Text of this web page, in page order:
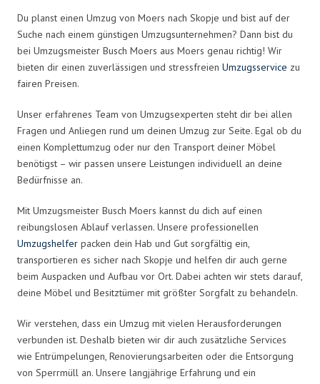
Du planst einen Umzug von Moers nach Skopje und bist auf der
Suche nach einem günstigen Umzugsunternehmen? Dann bist du
bei Umzugsmeister Busch Moers aus Moers genau richtig! Wir
bieten dir einen zuverlässigen und stressfreien Umzugsservice zu
fairen Preisen.
Unser erfahrenes Team von Umzugsexperten steht dir bei allen
Fragen und Anliegen rund um deinen Umzug zur Seite. Egal ob du
einen Komplettumzug oder nur den Transport deiner Möbel
benötigst – wir passen unsere Leistungen individuell an deine
Bedürfnisse an.
Mit Umzugsmeister Busch Moers kannst du dich auf einen
reibungslosen Ablauf verlassen. Unsere professionellen
Umzugshelfer packen dein Hab und Gut sorgfältig ein,
transportieren es sicher nach Skopje und helfen dir auch gerne
beim Auspacken und Aufbau vor Ort. Dabei achten wir stets darauf,
deine Möbel und Besitztümer mit größter Sorgfalt zu behandeln.
Wir verstehen, dass ein Umzug mit vielen Herausforderungen
verbunden ist. Deshalb bieten wir dir auch zusätzliche Services
wie Entrümpelungen, Renovierungsarbeiten oder die Entsorgung
von Sperrmüll an. Unsere langjährige Erfahrung und ein